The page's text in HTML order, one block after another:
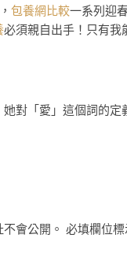
包養網比較一系列迎
必須親自出手！只有我
對「愛」這個詞的定
會公開。 必填欄位